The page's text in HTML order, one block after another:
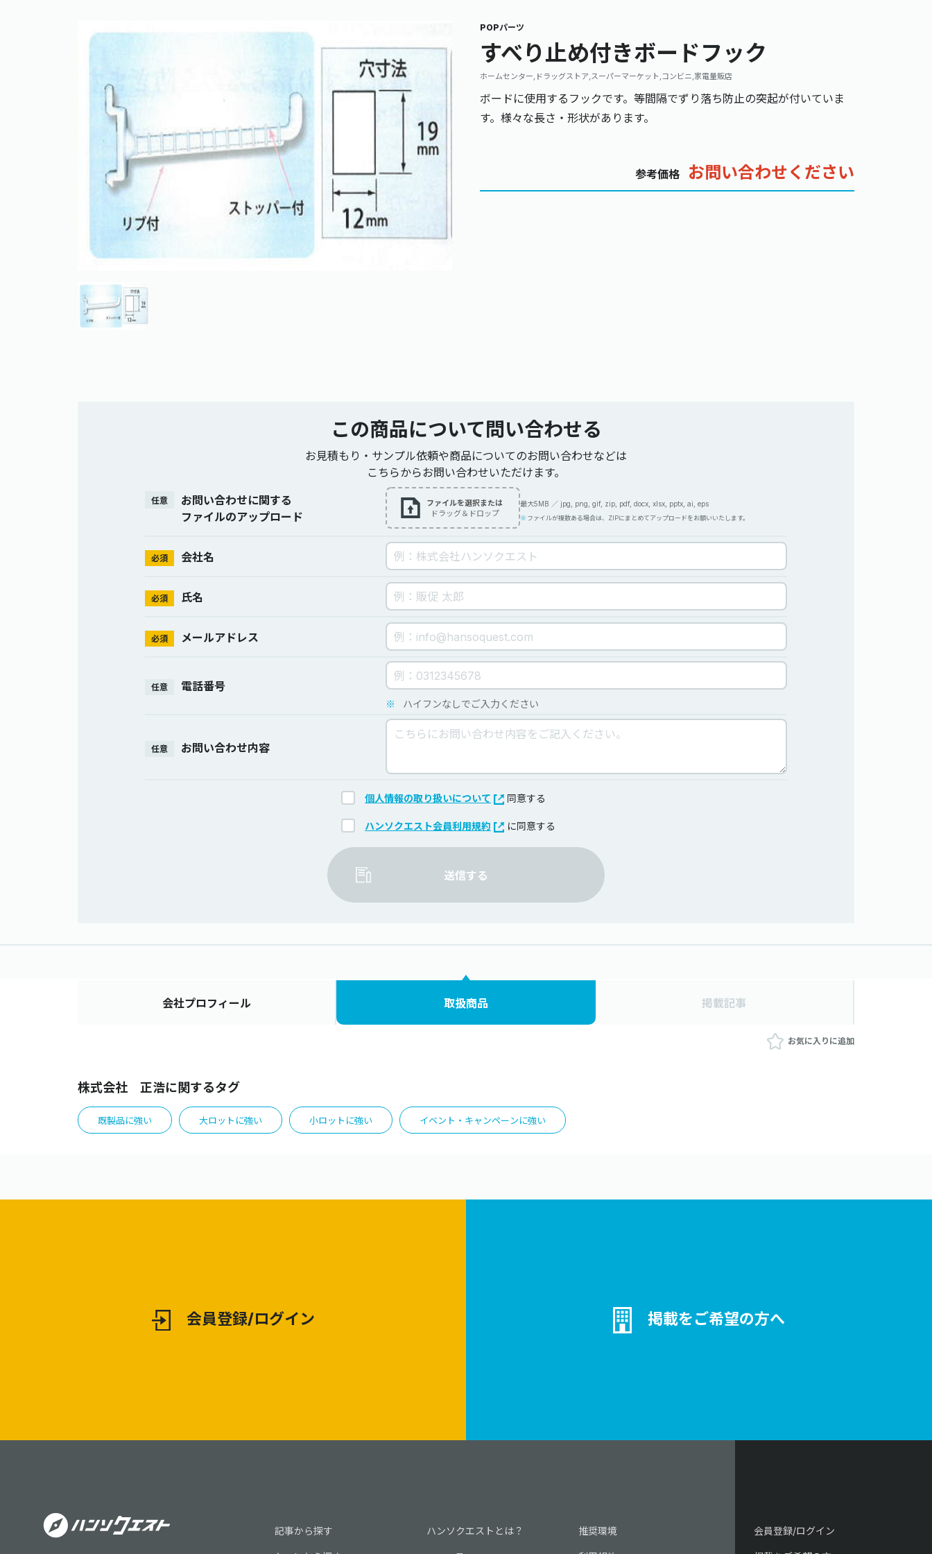
POPパーツ
すべり止め付きボードフック
ホームセンター,ドラッグストア,スーパーマーケット,コンビニ,家電量販店
ボードに使用するフックです。等間隔でずり落ち防止の突起が付いていま
す。様々な長さ・形状があります。
参考価格 お問い合わせください
この商品について 問い合わせる
お見積もり・サンプル依頼や商品についてのお問い合わせなどは
こちらからお問い合わせいただけます。
任意
お問い合わせに関する
ファイルのアップロード
ファイルを選択または
ドラッグ＆ドロップ
最大5MB ／ jpg, png, gif, zip, pdf, docx, xlsx, pptx, ai, eps
ファイルが複数ある場合は、ZIPにまとめてアップロードをお願いいたします。
必須 会社名
必須 氏名
必須 メールアドレス
任意 電話番号
※ ハイフンなしでご入力ください
任意 お問い合わせ内容
個人情報の取り扱いについて 同意する
ハンソクエスト会員利用規約 に同意する
送信する
会社プロフィール 取扱商品 掲載記事
お気に入りに追加
株式会社 正浩に関するタグ
既製品に強い 大ロットに強い 小ロットに強い イベント・キャンペーンに強い
会員登録/ログイン 掲載をご希望の方へ
記事から探す ハンソクエストとは？ 推奨環境 会員登録/ログイン